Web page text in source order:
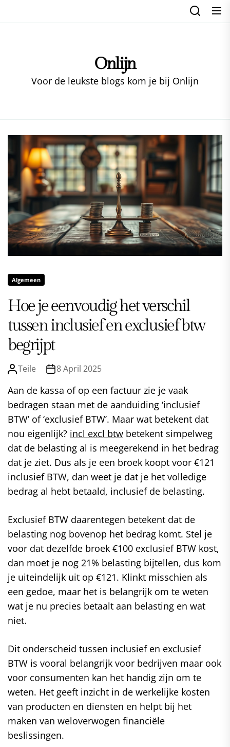
Onlijn
Voor de leukste blogs kom je bij Onlijn
Algemeen
Hoe je eenvoudig het verschil
tussen inclusief en exclusief btw
begrijpt
Teile 8 April 2025
Aan de kassa of op een factuur zie je vaak
bedragen staan met de aanduiding ‘inclusief
BTW’ of ‘exclusief BTW’. Maar wat betekent dat
nou eigenlijk? incl excl btw betekent simpelweg
dat de belasting al is meegerekend in het bedrag
dat je ziet. Dus als je een broek koopt voor €121
inclusief BTW, dan weet je dat je het volledige
bedrag al hebt betaald, inclusief de belasting.
Exclusief BTW daarentegen betekent dat de
belasting nog bovenop het bedrag komt. Stel je
voor dat dezelfde broek €100 exclusief BTW kost,
dan moet je nog 21% belasting bijtellen, dus kom
je uiteindelijk uit op €121. Klinkt misschien als
een gedoe, maar het is belangrijk om te weten
wat je nu precies betaalt aan belasting en wat
niet.
Dit onderscheid tussen inclusief en exclusief
BTW is vooral belangrijk voor bedrijven maar ook
voor consumenten kan het handig zijn om te
weten. Het geeft inzicht in de werkelijke kosten
van producten en diensten en helpt bij het
maken van weloverwogen financiële
beslissingen.